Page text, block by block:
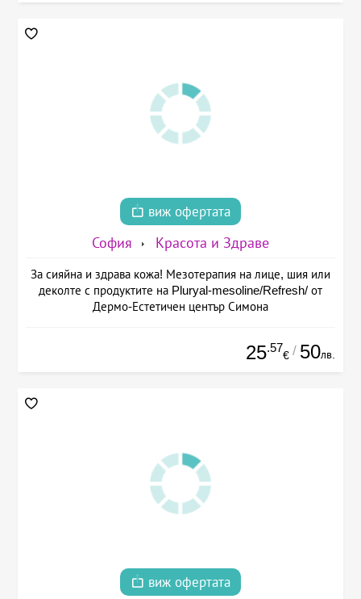
виж офертата
София Красота и Здраве
За сияйна и здрава кожа! Мезотерапия на лице, шия или
деколте с продуктите на Pluryal-mesoline/Refresh/ от
Дермо-Естетичен център Симона
25.57
€ / 50лв.
виж офертата